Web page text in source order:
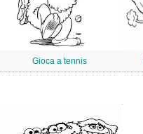
Gioca a tennis